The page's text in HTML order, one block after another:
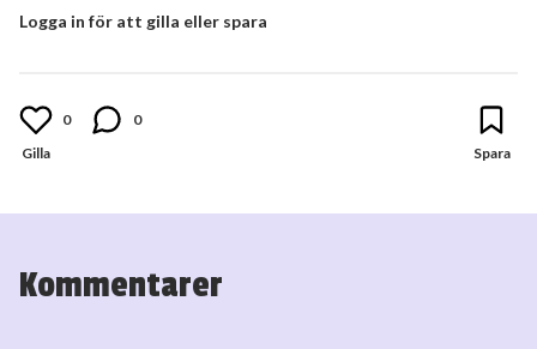
Logga in för att gilla eller spara
0 0
Kommentarer